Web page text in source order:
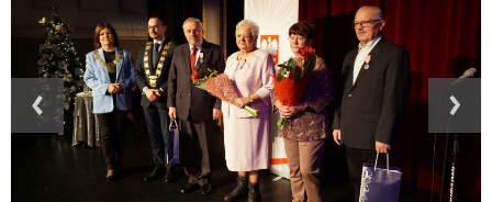
‹ ›